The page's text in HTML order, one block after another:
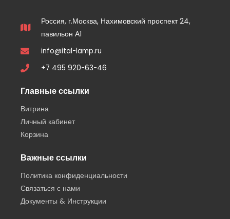
Россия, г.Москва, Нахимовский проспект 24,
павильон А1
info@ital-lamp.ru
+7 495 920-63-46
Главные ссылки
Витрина
Личный кабинет
Корзина
Важные ссылки
Политика конфиденциальности
Связаться с нами
Документы & Инструкции